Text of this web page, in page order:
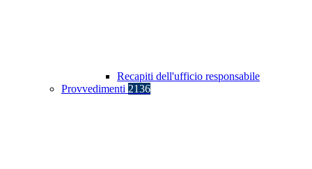
Recapiti dell'ufficio responsabile
Provvedimenti 2136